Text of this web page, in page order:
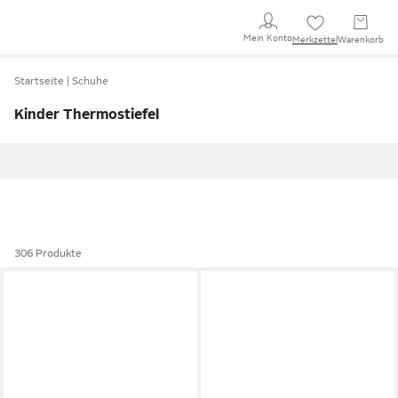
Mein KontoMerkzettel Warenkorb
Startseite Schuhe
Kinder Thermostiefel
306 Produkte